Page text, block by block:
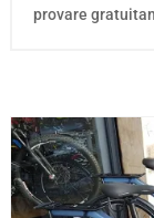
provare